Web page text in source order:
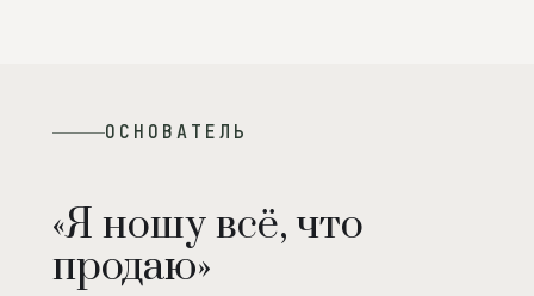
ОСНОВАТЕЛЬ
«Я ношу всё, что
продаю»